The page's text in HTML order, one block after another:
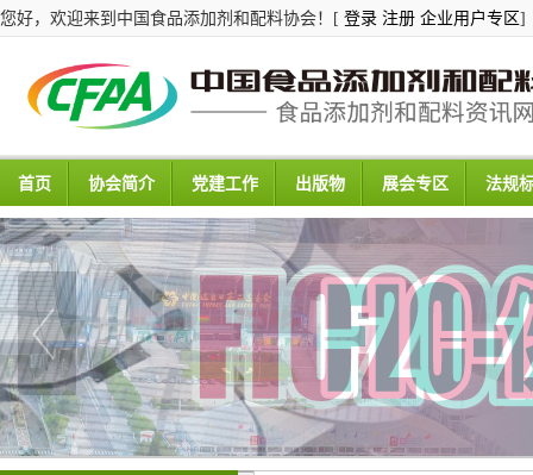
您好，欢迎来到中国食品添加剂和配料协会！[ 登录 注册 企业用户专区]
首页 协会简介 党建工作 出版物 展会专区 法规